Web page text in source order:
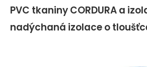
PVC tkaniny CORDURA a
nadýchaná izolace o